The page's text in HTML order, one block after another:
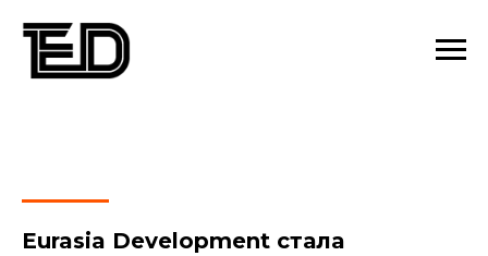
Eurasia Development стала